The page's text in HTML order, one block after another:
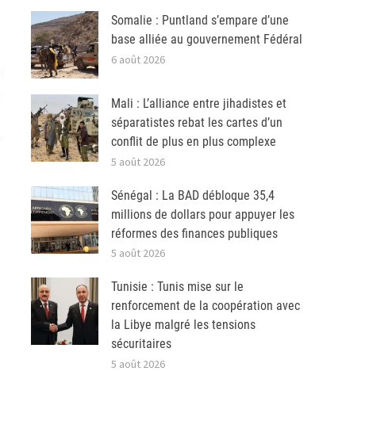
Somalie : Puntland s’empare d’une
base alliée au gouvernement Fédéral
6 août 2026
Mali : L’alliance entre jihadistes et
séparatistes rebat les cartes d’un
conflit de plus en plus complexe
5 août 2026
Sénégal : La BAD débloque 35,4
millions de dollars pour appuyer les
réformes des finances publiques
5 août 2026
Tunisie : Tunis mise sur le
renforcement de la coopération avec
la Libye malgré les tensions
sécuritaires
5 août 2026